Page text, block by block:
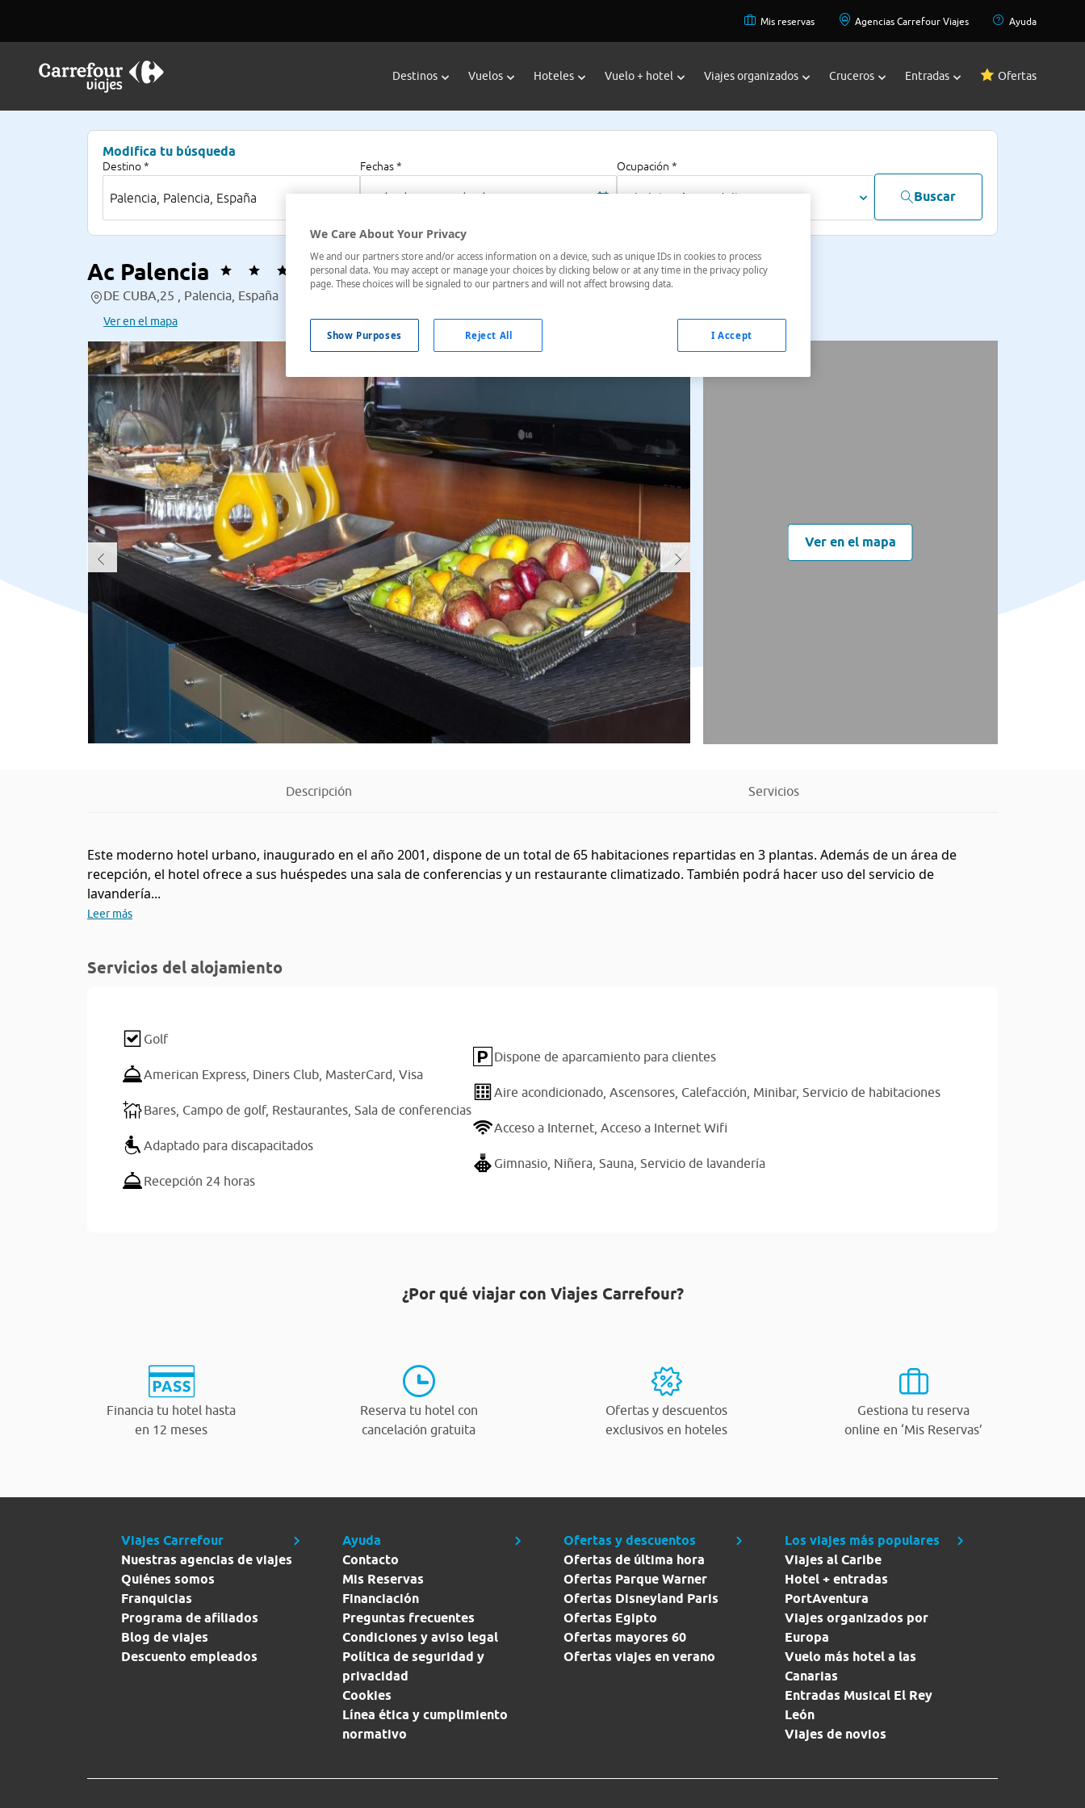
Mis reservas Agencias Carrefour Viajes Ayuda
Destinos Vuelos Hoteles Vuelo + hotel Viajes organizados Cruceros Entradas Ofertas
Modifica tu búsqueda
Destino * Fechas *
06/08/2026 - 06/08/2027
Ocupación *
1 habitación, 2 adultos Buscar
Ac Palencia
DE CUBA,25 , Palencia, España
Ver en el mapa
Ver en el mapa
Descripción Servicios
Este moderno hotel urbano, inaugurado en el año 2001, dispone de un total de 65 habitaciones repartidas en 3 plantas. Además de un área de
recepción, el hotel ofrece a sus huéspedes una sala de conferencias y un restaurante climatizado. También podrá hacer uso del servicio de
lavandería...
Leer más
Servicios del alojamiento
Golf
American Express, Diners Club, MasterCard, Visa
Bares, Campo de golf, Restaurantes, Sala de conferencias
Adaptado para discapacitados
Recepción 24 horas
Dispone de aparcamiento para clientes
Aire acondicionado, Ascensores, Calefacción, Minibar, Servicio de habitaciones
Acceso a Internet, Acceso a Internet Wifi
Gimnasio, Niñera, Sauna, Servicio de lavandería
¿Por qué viajar con Viajes Carrefour?
Financia tu hotel hasta
en 12 meses
Reserva tu hotel con
cancelación gratuita
Ofertas y descuentos
exclusivos en hoteles
Gestiona tu reserva
online en ‘Mis Reservas’
Viajes Carrefour
Nuestras agencias de viajes
Quiénes somos
Franquicias
Programa de afiliados
Blog de viajes
Descuento empleados
Ayuda
Contacto
Mis Reservas
Financiación
Preguntas frecuentes
Condiciones y aviso legal
Política de seguridad y
privacidad
Cookies
Línea ética y cumplimiento
normativo
Ofertas y descuentos
Ofertas de última hora
Ofertas Parque Warner
Ofertas Disneyland Paris
Ofertas Egipto
Ofertas mayores 60
Ofertas viajes en verano
Los viajes más populares
Viajes al Caribe
Hotel + entradas
PortAventura
Viajes organizados por
Europa
Vuelo más hotel a las
Canarias
Entradas Musical El Rey
León
Viajes de novios
We Care About Your Privacy
We and our partners store and/or access information on a device, such as unique IDs in cookies to process
personal data. You may accept or manage your choices by clicking below or at any time in the privacy policy
page. These choices will be signaled to our partners and will not affect browsing data.
Show Purposes Reject All I Accept